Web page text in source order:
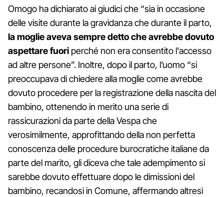
Omogo ha dichiarato ai giudici che “sia in occasione
delle visite durante la gravidanza che durante il parto,
la moglie aveva sempre detto che avrebbe dovuto
aspettare fuori perché non era consentito l'accesso
ad altre persone”. Inoltre, dopo il parto, l’uomo “si
preoccupava di chiedere alla moglie come avrebbe
dovuto procedere per la registrazione della nascita del
bambino, ottenendo in merito una serie di
rassicurazioni da parte della Vespa che
verosimilmente, approfittando della non perfetta
conoscenza delle procedure burocratiche italiane da
parte del marito, gli diceva che tale adempimento si
sarebbe dovuto effettuare dopo le dimissioni del
bambino, recandosi in Comune, affermando altresì